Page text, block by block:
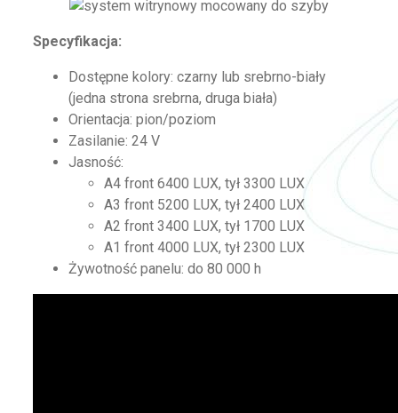
Specyfikacja:
Dostępne kolory: czarny lub srebrno-biały
(jedna strona srebrna, druga biała)
Orientacja: pion/poziom
Zasilanie: 24 V
Jasność:
A4 front 6400 LUX, tył 3300 LUX
A3 front 5200 LUX, tył 2400 LUX
A2 front 3400 LUX, tył 1700 LUX
A1 front 4000 LUX, tył 2300 LUX
Żywotność panelu: do 80 000 h